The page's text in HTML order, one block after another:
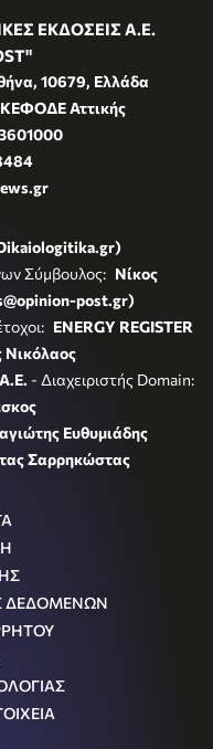
ΕΚΔΟΣΕΙΣ Α.Ε.
10679, Ελλάδα
ΚΕΦΟΔΕ Αττικής
Σύμβουλος: Νίκος
post.gr)
ENERGY REGISTER
Νικόλαος
- Διαχειριστής Domain:
Ευθυμιάδης
Σαρρηκώστας
ΔΕΔΟΜΕΝΩΝ